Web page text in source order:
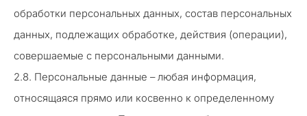
обработки персональных данных, состав персональных
данных, подлежащих обработке, действия (операции),
совершаемые с персональными данными.
2.8. Персональные данные – любая информация,
относящаяся прямо или косвенно к определенному